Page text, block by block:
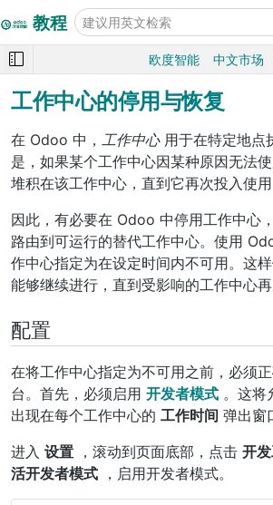
教程
欧度智能 中文市场
工作中心的停用与恢复
在 Odoo 中， 工作中心用于在特定地点
是，如果某个工作中心因某种原因无法
堆积在该工作中心，直到它再次投入使用
因此，有必要在 Odoo 中停用工作中心
路由到可运行的替代工作中心。使用
作中心指定为在设定时间内不可用。这
能够继续进行，直到受影响的工作中心再
配置
在将工作中心指定为不可用之前，必须
台。首先，必须启用 开发者模式 。这将
出现在每个工作中心的 工作时间 弹出窗
进入 设置 ，滚动到页面底部，点击 开
活开发者模式 ，启用开发者模式。